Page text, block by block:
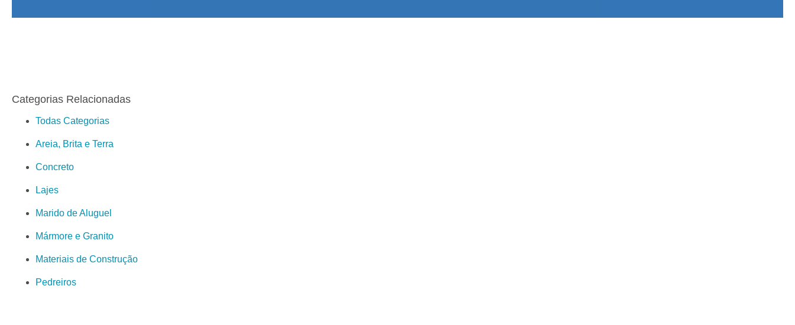
Categorias Relacionadas
Todas Categorias
Areia, Brita e Terra
Concreto
Lajes
Marido de Aluguel
Mármore e Granito
Materiais de Construção
Pedreiros